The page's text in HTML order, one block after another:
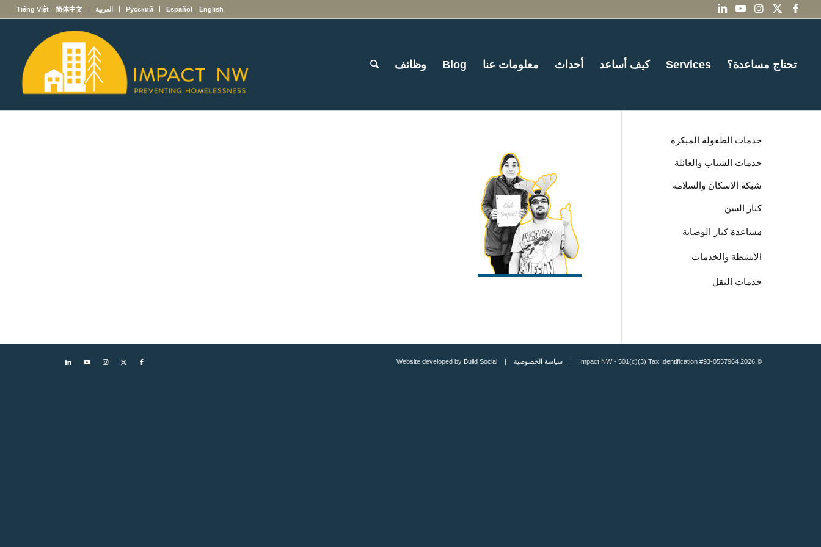
English
Español
Русский العربية 简体中文
Tiếng Việt
تحتاج مساعدة؟ Services كيف أساعد أحداث معلومات عنا Blog وظائف
خدمات الطفولة المبكرة
خدمات الشباب والعائلة
شبكة الاسكان والسلامة
كبار السن
مساعدة كبار الوصاية
الأنشطة والخدمات
خدمات النقل
© 2026 Impact NW - 501(c)(3) Tax Identification #93-0557964 | سياسة الخصوصية | Website developed by
Build Social